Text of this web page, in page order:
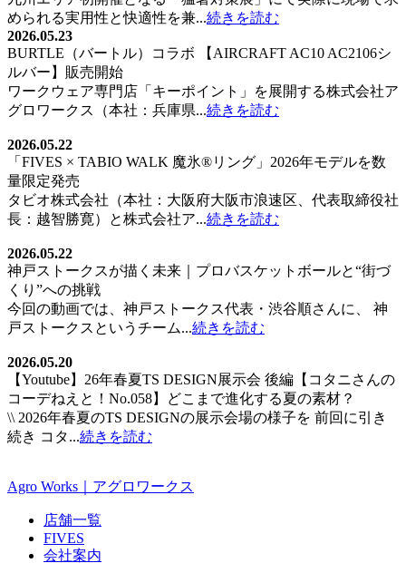
められる実用性と快適性を兼...続きを読む
2026.05.23
BURTLE（バートル）コラボ 【AIRCRAFT AC10 AC2106シ
ルバー】販売開始
ワークウェア専門店「キーポイント」を展開する株式会社ア
グロワークス（本社：兵庫県...続きを読む
2026.05.22
「FIVES × TABIO WALK 魔氷®️リング」2026年モデルを数
量限定発売
タビオ株式会社（本社：大阪府大阪市浪速区、代表取締役社
長：越智勝寛）と株式会社ア...続きを読む
2026.05.22
神戸ストークスが描く未来｜プロバスケットボールと“街づ
くり”への挑戦
今回の動画では、神戸ストークス代表・渋谷順さんに、 神
戸ストークスというチーム...続きを読む
2026.05.20
【Youtube】26年春夏TS DESIGN展示会 後編【コタニさんの
コーデねえと！No.058】どこまで進化する夏の素材？
\\ 2026年春夏のTS DESIGNの展示会場の様子を 前回に引き
続き コタ...続きを読む
Agro Works｜アグロワークス
店舗一覧
FIVES
会社案内